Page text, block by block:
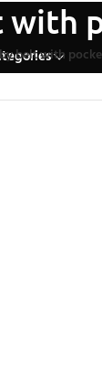
with
belt with